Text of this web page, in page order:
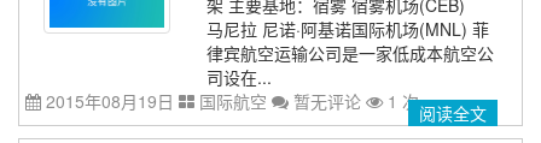
架 主要基地：宿雾 宿雾机场(CEB)
马尼拉 尼诺·阿基诺国际机场(MNL) 菲
律宾航空运输公司是一家低成本航空公
司设在...
2015年08月19日
国际航空 暂无评论 1 次阅读全文